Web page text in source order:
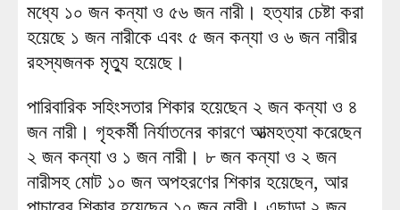
মধ্যে ১০ জন কন্যা ও ৫৬ জন নারী। হত্যার চেষ্টা করা
হয়েছে ১ জন নারীকে এবং ৫ জন কন্যা ও ৬ জন নারীর
রহস্যজনক মৃত্যু হয়েছে।
পারিবারিক সহিংসতার শিকার হয়েছেন ২ জন কন্যা ও ৪
জন নারী। গৃহকর্মী নির্যাতনের কারণে আত্মহত্যা করেছেন
২ জন কন্যা ও ১ জন নারী। ৮ জন কন্যা ও ২ জন
নারীসহ মোট ১০ জন অপহরণের শিকার হয়েছেন, আর